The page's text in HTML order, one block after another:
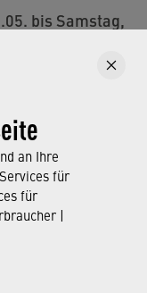
an Ihre
für
für
|
und erleben Sie